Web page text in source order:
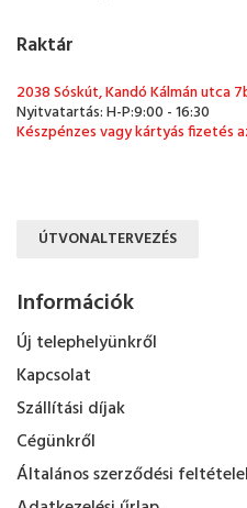
Raktár
2038 Sóskút, Kandó Kálmán utca
Nyitvatartás: H-P:9:00 - 16:30
Készpénzes vagy kártyás fizetés
ÚTVONALTERVEZÉS
Információk
Új telephelyünkről
Kapcsolat
Szállítási díjak
Cégünkről
Általános szerződési